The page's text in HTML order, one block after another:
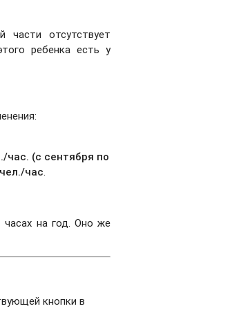
отсутствует
ребенка есть у
час. (с сентября по
час
часах на год. Оно же
кнопки в